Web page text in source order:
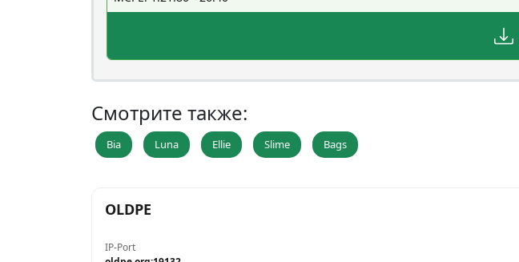
Смотрите также:
Bia Luna Ellie Slime Bags
OLDPE
IP-Port